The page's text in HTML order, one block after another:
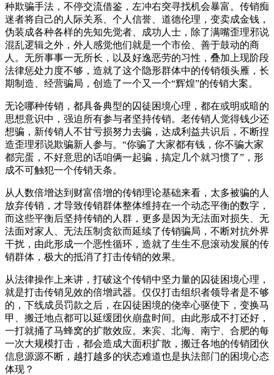
种欺骗手法，不停交流借鉴，左冲右突寻找机会暴富。传销痴
迷者将自己的人际关系、个人信誉、道德伦理，变卖成金钱，
伪装成各种各样的先知先觉者、成功人士，除了满嘴歪理邪说
混乱逻辑之外，外人感觉他们就是一个市侩、善于鼓动的商
人。无所事事一无所长，以及好逸恶劳的习性，叠加上现阶段
法律惩处力度不够，造就了这个隐形群体中的传销领头雁，长
期制造、经营骗局，创造了一个又一个“辉煌”的传销大案。
无论哪种传销，都具备典型的囚徒困境心理，都在或明或暗的
思想意识中，强迫所有参与者坚持传销。老传销人觉得钱少还
想骗，新传销人不甘亏损努力去骗，达成利益共识后，不断捏
造歪理邪说欺骗新人参与。“你骗了大家都有钱，你不骗大家
都完蛋，不好意思的话咱俩一起骗，搞定几个就习惯了”，形
成不可触犯一个传销天条。
从人数倍增达到财富倍增的传销理论基础来看，太多被骗的人
放弃传销，才导致传销群体整体维持在一个动态平衡的数字，
而这些平衡后坚持传销的人群，更多是因为无法面对损失、无
法面对家人、无法压制贪欲而延续了传销骗局，不断对抗外界
干扰，由此形成一个恶性循环，造就了生生不息滚动发展的传
销群体，极大的抵消了打击传销的效果。
从法律操作上来讲，打破这个传销中坚力量的囚徒困境心理，
就是打击传销见效的倍增武器。仅仅打击组织者领导者是不够
的，下线成员罚款之后，在囚徒困境的侥幸心驱使下，变换马
甲、搬迁地点都可以延缓团伙崩盘时间。由此形成不打还好，
一打就捅了马蜂窝的扩散效应。来宾、北海、南宁、合肥的每
一次大规模打击，都会造成大面积扩散，搬迁各地的传销团伙
信息源源不断，越打越多的状态难道也是执法部门的困境心态
体现？